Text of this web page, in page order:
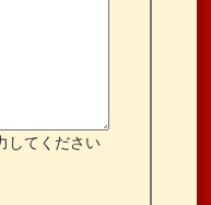
してください